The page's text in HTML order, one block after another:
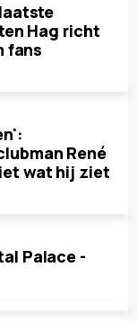
Hag richt
fans
René
wat hij ziet
Palace -